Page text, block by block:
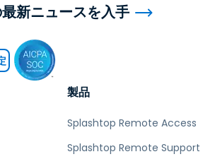
製品
Splashtop Remote Access
Splashtop Remote Support
新ニュースを入手